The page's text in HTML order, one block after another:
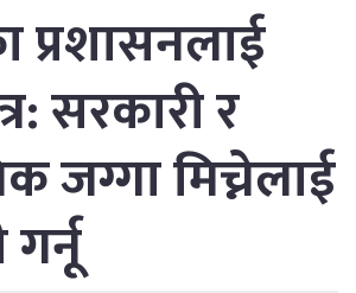
सरकारी र
जग्गा मिच्नेलाई